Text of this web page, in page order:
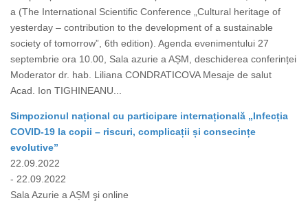
a (The International Scientific Conference „Cultural heritage of
yesterday – contribution to the development of a sustainable
society of tomorrow”, 6th edition). Agenda evenimentului 27
septembrie ora 10.00, Sala azurie a AȘM, deschiderea conferinței
Moderator dr. hab. Liliana CONDRATICOVA Mesaje de salut
Acad. Ion TIGHINEANU...
Simpozionul național cu participare internațională „Infecția
COVID-19 la copii – riscuri, complicații și consecințe
evolutive”
22.09.2022
- 22.09.2022
Sala Azurie a AȘM şi online